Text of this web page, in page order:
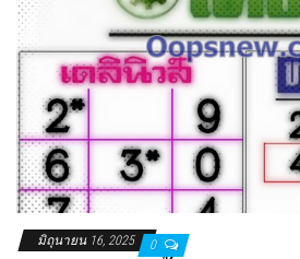
มิถุนายน 16, 2025 0